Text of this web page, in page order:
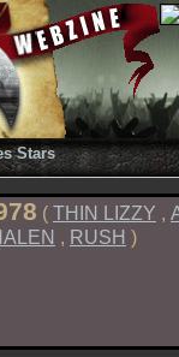
Stars
( THIN LIZZY ,
, RUSH )